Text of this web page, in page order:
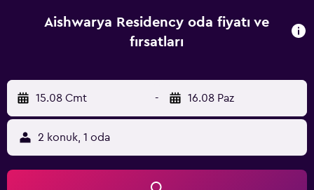
Aishwarya Residency oda fiyatı ve
fırsatları
15.08 Cmt - 16.08 Paz
2 konuk, 1 oda